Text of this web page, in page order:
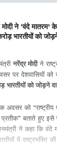
ने ‘वंदे मातरम’
भारतीयों को
नरेंद्र मोदीने
पर देशवासियों
भारतीयों को जोड़ने
अवसर को
प्रतीक” बताते हुए इसे
ने कहा कि वंदे
में राष्ट्रभक्ति